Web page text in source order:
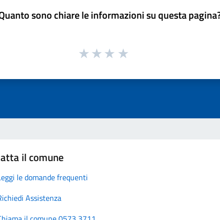
sono chiare le informazioni su questa
il comune
le domande frequenti
Assistenza